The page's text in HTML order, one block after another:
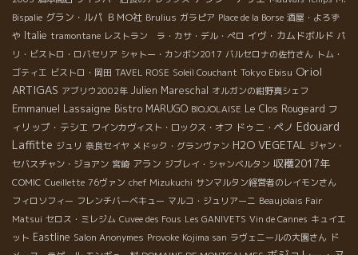
Bispalie グラン・ルパ ＢＭО社 Brulius ガラピア Place de la Borse 酒屋・よろず
や Italie tramontane レストラン ラ・カサ・デル・ぺロ イヴ・カムドボルド パ
リ・ビストロ・ロバセリア シャトー・カンボン2017 バルセロナの佐竹さん トム・
ゴティエ ビストロ・岡田 TAVEL ROSE Soleil Couchant Tokyo Ebisu Oriol
ARTIGAS アブリウ2002年 Julien Mareschal オルガンの紺野真シェフ
Emmanuel Lassaigne Bistro MARUGO BIOJOLAISE Le Clos Rougeard フ
ィリップ・テシエ ワインカヴィスト・ロックス・オフ ドゥニ・ペノ Edouard
Laffitte ジュリ 奈良セイヤ メドック・グランヴァン H2O VEGETAL ジャン・
セバスチャン・ジョアン 宮崎 アラン ジブレイ・シャンベルタン 収穫2017年
COMIC Cueillette 76ヴァン chef Mizukuchi サンマルタン経営者のレイモンさん
フィロソフィー フレンチバーベキュー マルコ・ジュリアーニ Beaujolais Fair
Matsui セロス・ミレジム Cuvee des Fous Les GANIVETS Vin de Cannes キュイエ
ット Eastline Salon Anonymes Provoke Kojima san ラヴェニールの大園さん ド